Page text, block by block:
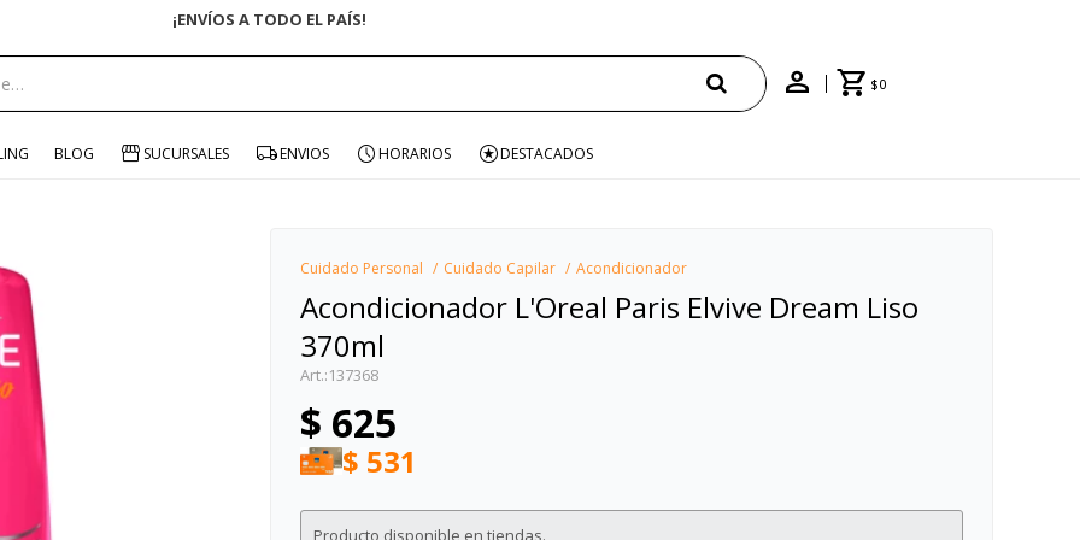
¡ENVÍOS A TODO EL PAÍS!
$0
BLOG SUCURSALES ENVIOS HORARIOS DESTACADOS
Cuidado Personal Cuidado Capilar Acondicionador
Acondicionador L'Oreal Paris Elvive Dream Liso
370ml
137368
$ 625
$ 531
Producto disponible en tiendas.